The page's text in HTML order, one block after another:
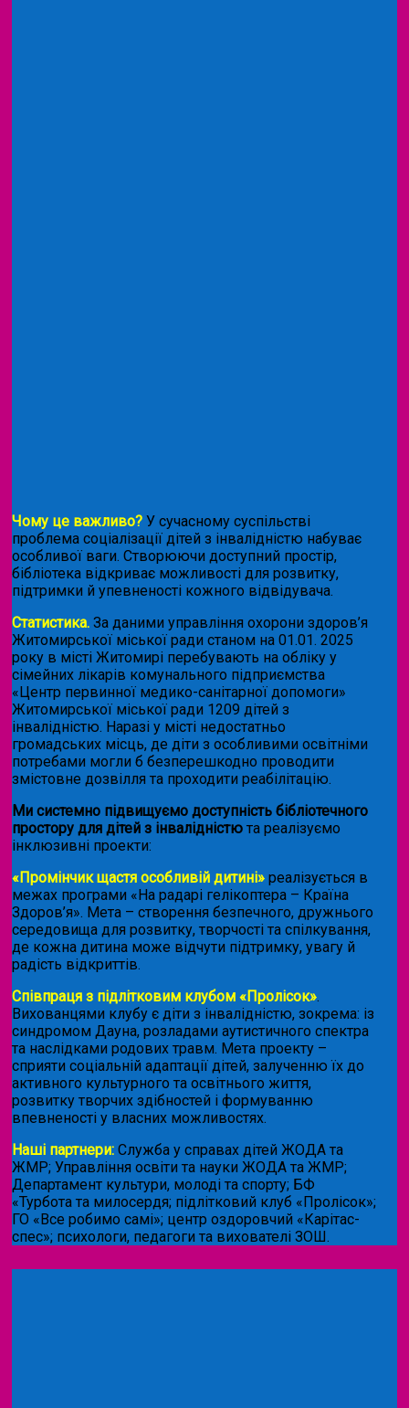
Чому це важливо? У сучасному суспільстві
проблема соціалізації дітей з інвалідністю набуває
особливої ваги. Створюючи доступний простір,
бібліотека відкриває можливості для розвитку,
підтримки й упевненості кожного відвідувача.
Статистика. За даними управління охорони здоров’я
Житомирської міської ради станом на 01.01. 2025
року в місті Житомирі перебувають на обліку у
сімейних лікарів комунального підприємства
«Центр первинної медико-санітарної допомоги»
Житомирської міської ради 1209 дітей з
інвалідністю. Наразі у місті недостатньо
громадських місць, де діти з особливими освітніми
потребами могли б безперешкодно проводити
змістовне дозвілля та проходити реабілітацію.
Ми системно підвищуємо доступність бібліотечного
простору для дітей з інвалідністю та реалізуємо
інклюзивні проекти:
«Промінчик щастя особливій дитині» реалізується в
межах програми «На радарі гелікоптера – Країна
Здоров’я». Мета – створення безпечного, дружнього
середовища для розвитку, творчості та спілкування,
де кожна дитина може відчути підтримку, увагу й
радість відкриттів.
Співпраця з підлітковим клубом «Пролісок».
Вихованцями клубу є діти з інвалідністю, зокрема: із
синдромом Дауна, розладами аутистичного спектра
та наслідками родових травм. Мета проекту –
сприяти соціальній адаптації дітей, залученню їх до
активного культурного та освітнього життя,
розвитку творчих здібностей і формуванню
впевненості у власних можливостях.
Наші партнери: Служба у справах дітей ЖОДА та
ЖМР; Управління освіти та науки ЖОДА та ЖМР;
Департамент культури, молоді та спорту; БФ
«Турбота та милосердя; підлітковий клуб «Пролісок»;
ГО «Все робимо самі»; центр оздоровчий «Карітас-
спес»; психологи, педагоги та вихователі ЗОШ.